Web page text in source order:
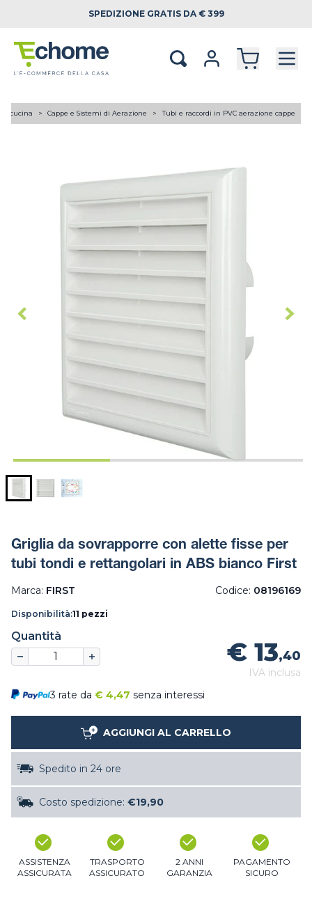
SPEDIZIONE GRATIS DA € 399
cucina Cappe e Sistemi di Aerazione Tubi e raccordi in PVC aerazione cappe
Griglia da sovrapporre con alette fisse per
tubi tondi e rettangolari in ABS bianco First
Marca: FIRST Codice: 08196169
Disponibilità:11 pezzi
Quantità
€ 13,40
IVA inclusa
3 rate da € 4,47 senza interessi
AGGIUNGI AL CARRELLO
Spedito in 24 ore
Costo spedizione: €19,90
ASSISTENZA
ASSICURATA
TRASPORTO
ASSICURATO
2 ANNI
GARANZIA
PAGAMENTO
SICURO